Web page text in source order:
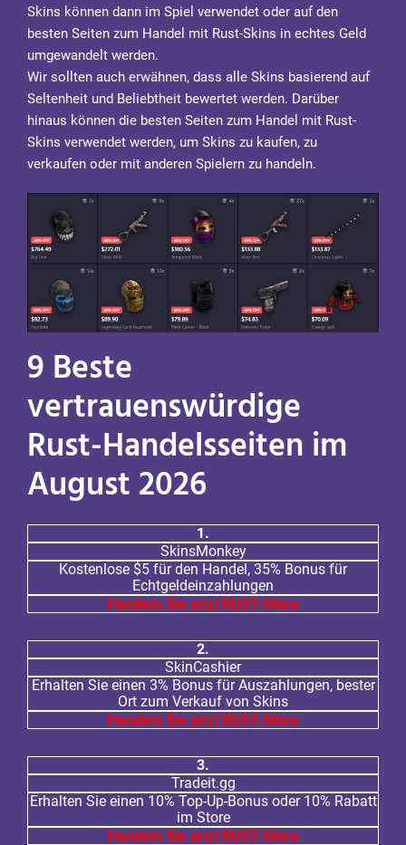
Skins können dann im Spiel verwendet oder auf den
besten Seiten zum Handel mit Rust-Skins in echtes Geld
umgewandelt werden.
Wir sollten auch erwähnen, dass alle Skins basierend auf
Seltenheit und Beliebtheit bewertet werden. Darüber
hinaus können die besten Seiten zum Handel mit Rust-
Skins verwendet werden, um Skins zu kaufen, zu
verkaufen oder mit anderen Spielern zu handeln.
9 Beste
vertrauenswürdige
Rust-Handelsseiten im
August 2026
1.
SkinsMonkey
Kostenlose $5 für den Handel, 35% Bonus für
Echtgeldeinzahlungen
Handeln Sie jetzt RUST-Skins
2.
SkinCashier
Erhalten Sie einen 3% Bonus für Auszahlungen, bester
Ort zum Verkauf von Skins
Handeln Sie jetzt RUST-Skins
3.
Tradeit.gg
Erhalten Sie einen 10% Top-Up-Bonus oder 10% Rabatt
im Store
Handeln Sie jetzt RUST-Skins